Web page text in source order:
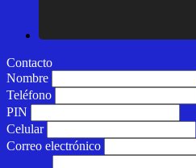
Contacto
Nombre
Teléfono
PIN
Celular
Correo electrónico